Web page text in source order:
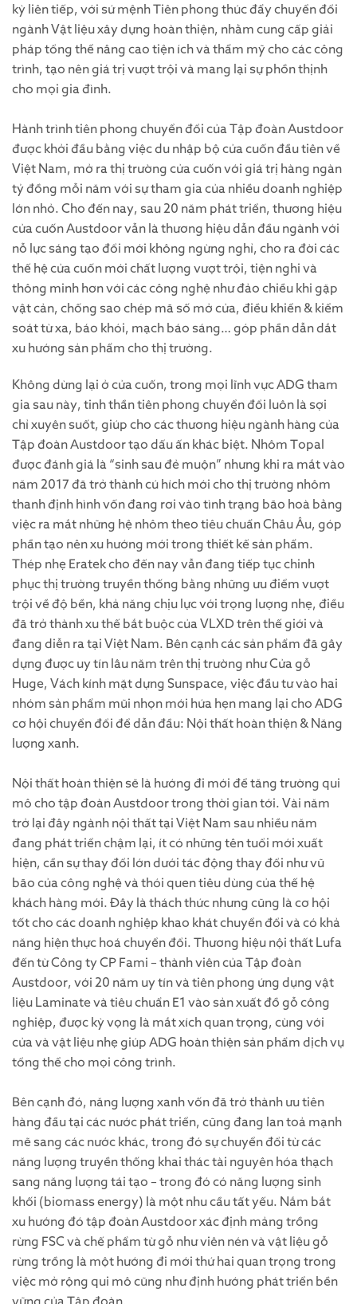
kỳ liên tiếp, với sứ mệnh Tiên phong thúc đẩy chuyển đổi
ngành Vật liệu xây dựng hoàn thiện, nhằm cung cấp giải
pháp tổng thể nâng cao tiện ích và thẩm mỹ cho các công
trình, tạo nên giá trị vượt trội và mang lại sự phồn thịnh
cho mọi gia đình.
Hành trình tiên phong chuyển đổi của Tập đoàn Austdoor
được khởi đầu bằng việc du nhập bộ cửa cuốn đầu tiên về
Việt Nam, mở ra thị trường cửa cuốn với giá trị hàng ngàn
tỷ đồng mỗi năm với sự tham gia của nhiều doanh nghiệp
lớn nhỏ. Cho đến nay, sau 20 năm phát triển, thương hiệu
cửa cuốn Austdoor vẫn là thương hiệu dẫn đầu ngành với
nỗ lực sáng tạo đổi mới không ngừng nghỉ, cho ra đời các
thế hệ cửa cuốn mới chất lượng vượt trội, tiện nghi và
thông minh hơn với các công nghệ như đảo chiều khi gặp
vật cản, chống sao chép mã số mở cửa, điều khiển & kiểm
soát từ xa, báo khói, mạch báo sáng… góp phần dẫn dắt
xu hướng sản phẩm cho thị trường.
Không dừng lại ở cửa cuốn, trong mọi lĩnh vực ADG tham
gia sau này, tinh thần tiên phong chuyển đổi luôn là sợi
chỉ xuyên suốt, giúp cho các thương hiệu ngành hàng của
Tập đoàn Austdoor tạo dấu ấn khác biệt. Nhôm Topal
được đánh giá là “sinh sau đẻ muộn” nhưng khi ra mắt vào
năm 2017 đã trở thành cú hích mới cho thị trường nhôm
thanh định hình vốn đang rơi vào tình trạng bão hoà bằng
việc ra mắt những hệ nhôm theo tiêu chuẩn Châu Âu, góp
phần tạo nên xu hướng mới trong thiết kế sản phẩm.
Thép nhẹ Eratek cho đến nay vẫn đang tiếp tục chinh
phục thị trường truyền thống bằng những ưu điểm vượt
trội về độ bền, khả năng chịu lực với trọng lượng nhẹ, điều
đã trở thành xu thế bắt buộc của VLXD trên thế giới và
đang diễn ra tại Việt Nam. Bên cạnh các sản phẩm đã gây
dựng được uy tín lâu năm trên thị trường như Cửa gỗ
Huge, Vách kính mặt dựng Sunspace, việc đầu tư vào hai
nhóm sản phẩm mũi nhọn mới hứa hẹn mang lại cho ADG
cơ hội chuyển đổi để dẫn đầu: Nội thất hoàn thiện & Năng
lượng xanh.
Nội thất hoàn thiện sẽ là hướng đi mới để tăng trường qui
mô cho tập đoàn Austdoor trong thời gian tới. Vài năm
trở lại đây ngành nội thất tại Việt Nam sau nhiều năm
đang phát triển chậm lại, ít có những tên tuổi mới xuất
hiện, cần sự thay đổi lớn dưới tác động thay đổi như vũ
bão của công nghệ và thói quen tiêu dùng của thế hệ
khách hàng mới. Đây là thách thức nhưng cũng là cơ hội
tốt cho các doanh nghiệp khao khát chuyển đổi và có khả
năng hiện thực hoá chuyển đổi. Thương hiệu nội thất Lufa
đến từ Công ty CP Fami – thành viên của Tập đoàn
Austdoor, với 20 năm uy tín và tiên phong ứng dụng vật
liệu Laminate và tiêu chuẩn E1 vào sản xuất đồ gỗ công
nghiệp, được kỳ vọng là mắt xích quan trọng, cùng với
cửa và vật liệu nhẹ giúp ADG hoàn thiện sản phẩm dịch vụ
tổng thể cho mọi công trình.
Bên cạnh đó, năng lượng xanh vốn đã trở thành ưu tiên
hàng đầu tại các nước phát triển, cũng đang lan toả mạnh
mẽ sang các nước khác, trong đó sự chuyển đổi từ các
năng lượng truyền thống khai thác tài nguyên hóa thạch
sang năng lượng tái tạo – trong đó có năng lượng sinh
khối (biomass energy) là một nhu cầu tất yếu. Nắm bắt
xu hướng đó tập đoàn Austdoor xác định mảng trồng
rừng FSC và chế phẩm từ gỗ như viên nén và vật liệu gỗ
rừng trồng là một hướng đi mới thứ hai quan trọng trong
việc mở rộng qui mô cũng như định hướng phát triển bền